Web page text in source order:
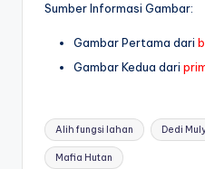
Sumber Informasi Gambar:
Gambar Pertama dari
Gambar Kedua dari
Tags:
Alih fungsi lahan Dedi
Mafia Hutan